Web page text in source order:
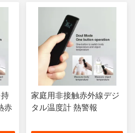
赤
家庭用非接触赤外線デジ
タル温度計 熱警報